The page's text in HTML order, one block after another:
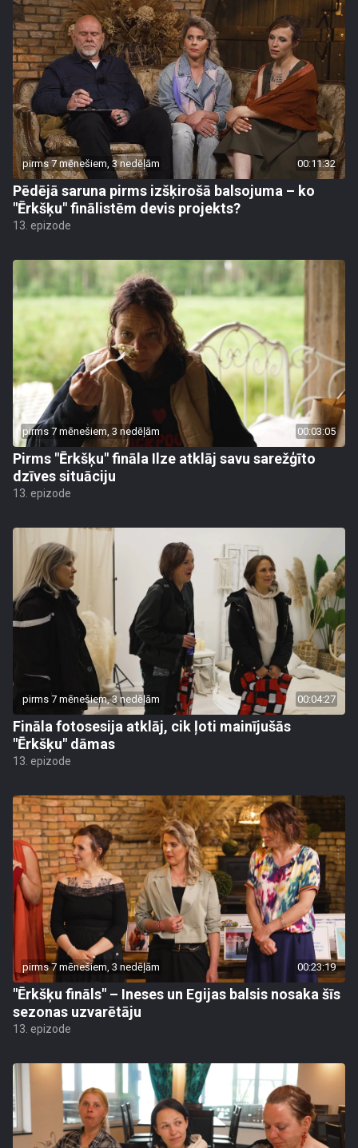
pirms 7 mēnešiem, 3 nedēļām 00:11:32
Pēdējā saruna pirms izšķirošā balsojuma – ko
"Ērkšķu" finālistēm devis projekts?
13. epizode
pirms 7 mēnešiem, 3 nedēļām 00:03:05
Pirms "Ērkšķu" fināla Ilze atklāj savu sarežģīto
dzīves situāciju
13. epizode
pirms 7 mēnešiem, 3 nedēļām 00:04:27
Fināla fotosesija atklāj, cik ļoti mainījušās
"Ērkšķu" dāmas
13. epizode
pirms 7 mēnešiem, 3 nedēļām 00:23:19
"Ērkšķu fināls" – Ineses un Egijas balsis nosaka šīs
sezonas uzvarētāju
13. epizode